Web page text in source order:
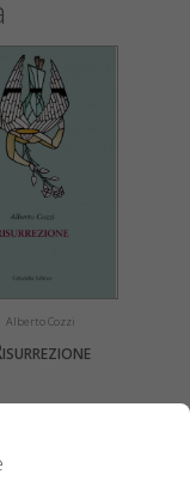
Alberto Cozzi
€ 15,11